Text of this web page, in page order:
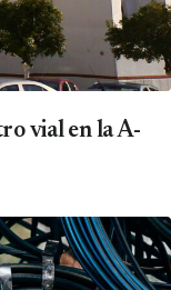
vial en la A-